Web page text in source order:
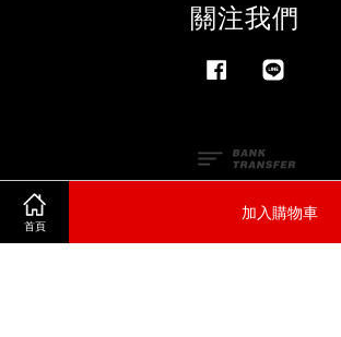
首頁
加入購物車
關注我們
Facebook